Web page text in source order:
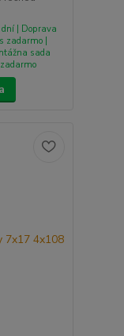
dní | Doprava
zadarmo |
sada
zadarmo